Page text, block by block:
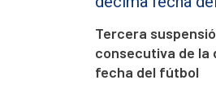
Tercera
consecutiva de la
fecha del fútbol